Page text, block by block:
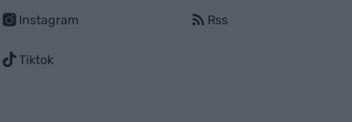
Instagram
Tiktok
Rss